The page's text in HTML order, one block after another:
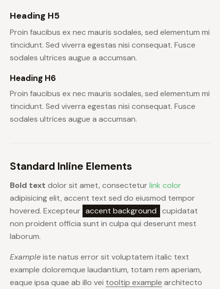
Heading H5
Proin faucibus ex nec mauris sodales, sed elementum mi
tincidunt. Sed viverra egestas nisi consequat. Fusce
sodales ultrices augue a accumsan.
Heading H6
Proin faucibus ex nec mauris sodales, sed elementum mi
tincidunt. Sed viverra egestas nisi consequat. Fusce
sodales ultrices augue a accumsan.
Standard Inline Elements
Bold text dolor sit amet, consecteturlink color
adipisicing elit, accent text sed do eiusmod tempor
hovered. Excepteur accent background cupidatat
non proident officia sunt in culpa qui deserunt mest
laborum.
Exampleiste natus error sit voluptatem italic text
example doloremque laudantium, totam rem aperiam,
eaque ipsa quae ab illo vei tooltip example architecto